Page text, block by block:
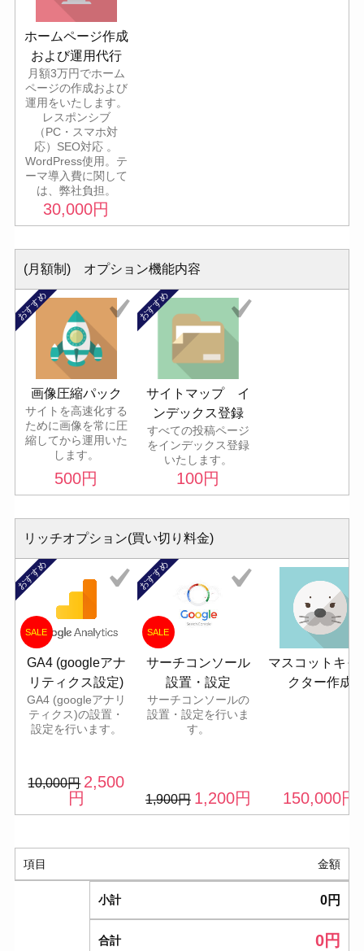
ホームページ作成
および運用代行
月額3万円でホーム
ページの作成および
運用をいたします。
レスポンシブ
（PC・スマホ対
応）SEO対応 。
WordPress使用。テ
ーマ導入費に関して
は、弊社負担。
30,000円
(月額制) オプション機能内容
画像圧縮パック
サイトを高速化する
ために画像を常に圧
縮してから運用いた
します。
500円
おすすめ
サイトマップ イ
ンデックス登録
すべての投稿ページ
をインデックス登録
いたします。
100円
おすすめ
リッチオプション(買い切り料金)
GA4 (googleアナ
リティクス設定)
GA4 (googleアナリ
ティクス)の設置・
設定を行います。
10,000円 2,500
円
SALE
おすすめ
サーチコンソール
設置・設定
サーチコンソールの
設置・設定を行いま
す。
1,900円 1,200円
SALE
おすすめ
マスコットキャ
クター作成
150,000円
項目 金額
小計 0円
合計 0円